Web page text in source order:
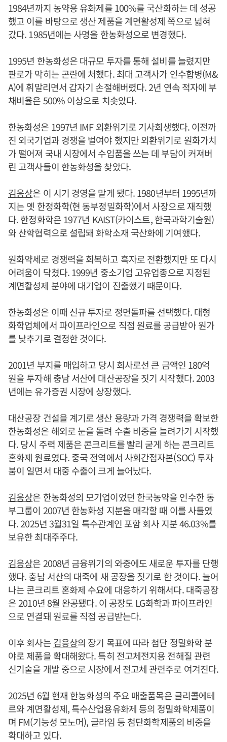
1984년까지 농약용 유화제를 100%를 국산화하는 데 성공
했고 이를 바탕으로 생산 제품을 계면활성제 쪽으로 넓혀
갔다. 1985년에는 사명을 한농화성으로 변경했다.
1995년 한농화성은 대규모 투자를 통해 설비를 늘렸지만
판로가 막히는 곤란에 처했다. 최대 고객사가 인수합병(M&
A)에 휘말리면서 갑자기 손절해버렸다. 2년 연속 적자에 부
채비율은 500% 이상으로 치솟았다.
한농화성은 1997년 IMF 외환위기로 기사회생했다. 이전까
진 외국기업과 경쟁을 벌여야 했지만 외환위기로 원화가치
가 떨어져 국내 시장에서 수입품을 쓰는 데 부담이 커져버
린 고객사들이 한농화성을 찾았다.
김응상은 이 시기 경영을 맡게 됐다. 1980년부터 1995년까
지는 옛 한정화학(현 동부정밀화학)에서 사장으로 재직했
다. 한정화학은 1977년 KAIST(카이스트, 한국과학기술원)
와 산학협력으로 설립돼 화학소재 국산화에 기여했다.
원화약세로 경쟁력을 회복하고 흑자로 전환했지만 또 다시
어려움이 닥쳤다. 1999년 중소기업 고유업종으로 지정된
계면활성제 분야에 대기업이 진출했기 때문이다.
한농화성은 이때 신규 투자로 정면돌파를 선택했다. 대형
화학업체에서 파이프라인으로 직접 원료를 공급받아 원가
를 낮추기로 결정한 것이다.
2001년 부지를 매입하고 당시 회사로선 큰 금액인 180억
원을 투자해 충남 서산에 대산공장을 짓기 시작했다. 2003
년에는 유가증권 시장에 상장했다.
대산공장 건설을 계기로 생산 용량과 가격 경쟁력을 확보한
한농화성은 해외로 눈을 돌려 수출 비중을 늘려가기 시작했
다. 당시 주력 제품은 콘크리트를 빨리 굳게 하는 콘크리트
혼화제 원료였다. 중국 전역에서 사회간접자본(SOC) 투자
붐이 일면서 대중 수출이 크게 늘어났다.
김응상은 한농화성의 모기업이었던 한국농약을 인수한 동
부그룹이 2007년 한농화성 지분을 매각할 때 이를 사들였
다. 2025년 3월31일 특수관계인 포함 회사 지분 46.03%를
보유한 최대주주다.
김응상은 2008년 금융위기의 와중에도 새로운 투자를 단행
했다. 충남 서산의 대죽에 새 공장을 짓기로 한 것이다. 늘어
나는 콘크리트 혼화제 수요에 대응하기 위해서다. 대죽공장
은 2010년 8월 완공됐다. 이 공장도 LG화학과 파이프라인
으로 연결돼 원료를 직접 공급받는다.
이후 회사는김응상의 장기 목표에 따라 첨단 정밀화학 분
야로 제품을 확대해왔다. 특히 전고체전지용 전해질 관련
신기술을 개발 중으로 시장에서 전고체 관련주로 여겨진다.
2025년 6월 현재 한농화성의 주요 매출품목은 글리콜에테
르와 계면활성제, 특수산업용유화제 등의 정밀화학제품이
며 FM(기능성 모노머), 글라임 등 첨단화학제품의 비중을
확대하고 있다.